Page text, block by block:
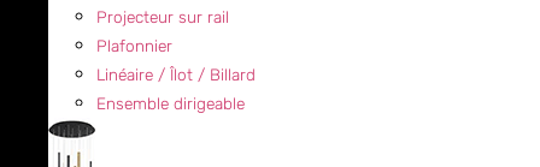
Projecteur sur rail
Plafonnier
Linéaire / Îlot / Billard
Ensemble dirigeable